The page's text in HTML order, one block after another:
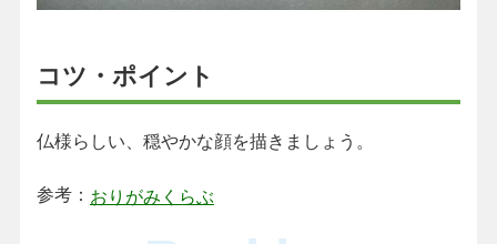
コツ・ポイント
仏様らしい、穏やかな顔を描きましょう。
参考： おりがみくらぶ